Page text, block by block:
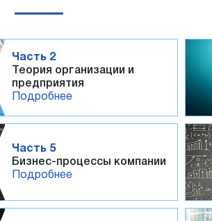
Часть 2
Теория организации и
предприятия
Подробнее
Часть 5
Бизнес-процессы компании
Подробнее